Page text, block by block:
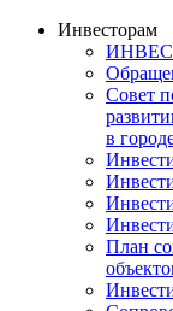
Инвесторам
Совет
в
План